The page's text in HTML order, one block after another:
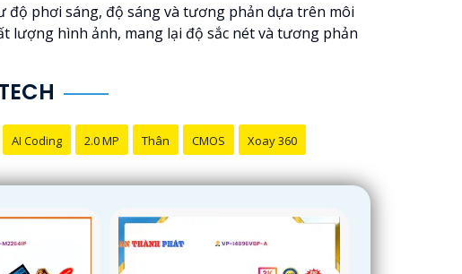
độ phơi sáng, độ sáng và tương phản dựa trên môi
lượng hình ảnh, mang lại độ sắc nét và tương phản
AI Coding 2.0 MP Thân CMOS Xoay 360